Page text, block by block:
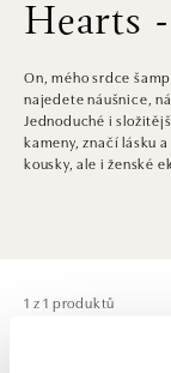
Hearts
On, mého srdce
najedete náušnice,
Jednoduché i
kameny, značí lásku
kousky, ale i ženské
1 z 1 produktů